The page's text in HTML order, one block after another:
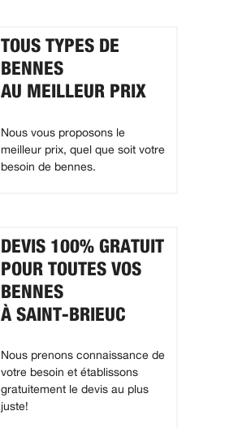
TOUS TYPES DE
BENNES
AU MEILLEUR PRIX
Nous vous proposons le
meilleur prix, quel que soit votre
besoin de bennes.
DEVIS 100% GRATUIT
POUR TOUTES VOS
BENNES
À SAINT-BRIEUC
Nous prenons connaissance de
votre besoin et établissons
gratuitement le devis au plus
juste!